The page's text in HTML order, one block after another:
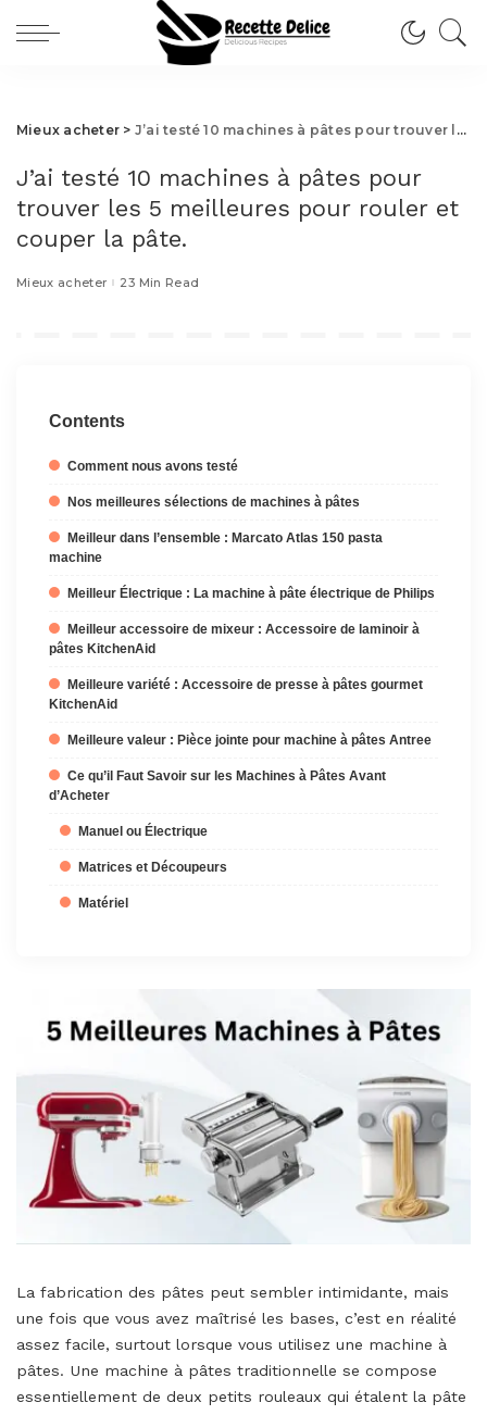
Mieux acheter > J’ai testé 10 machines à pâtes pour trouver les 5 meilleures pour rouler et couper la pâte.
J’ai testé 10 machines à pâtes pour
trouver les 5 meilleures pour rouler et
couper la pâte.
Mieux acheter 23 Min Read
Contents
Comment nous avons testé
Nos meilleures sélections de machines à pâtes
Meilleur dans l’ensemble : Marcato Atlas 150 pasta
machine
Meilleur Électrique : La machine à pâte électrique de Philips
Meilleur accessoire de mixeur : Accessoire de laminoir à
pâtes KitchenAid
Meilleure variété : Accessoire de presse à pâtes gourmet
KitchenAid
Meilleure valeur : Pièce jointe pour machine à pâtes Antree
Ce qu’il Faut Savoir sur les Machines à Pâtes Avant
d’Acheter
Manuel ou Électrique
Matrices et Découpeurs
Matériel
La fabrication des pâtes peut sembler intimidante, mais
une fois que vous avez maîtrisé les bases, c’est en réalité
assez facile, surtout lorsque vous utilisez une machine à
pâtes. Une machine à pâtes traditionnelle se compose
essentiellement de deux petits rouleaux qui étalent la pâte